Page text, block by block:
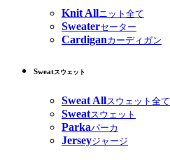
Knit Allニット全て
Sweaterセーター
Cardiganカーディガン
Sweatスウェット
Sweat Allスウェット全て
Sweatスウェット
Parkaパーカ
Jerseyジャージ